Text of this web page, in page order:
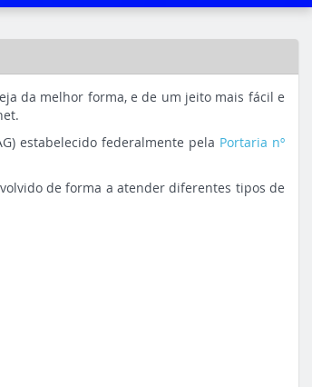
da melhor forma, e de um jeito mais fácil e
estabelecido federalmente pela Portaria nº
de forma a atender diferentes tipos de